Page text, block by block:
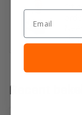
Of
Recent
Email